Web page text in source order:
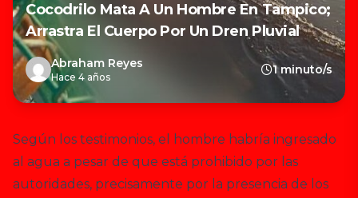
Cocodrilo Mata A Un Hombre En Tampico;
Arrastra El Cuerpo Por Un Dren Pluvial
Abraham Reyes
Hace 4 años
1 minuto/s
Según los testimonios, el hombre habría ingresado
al agua a pesar de que está prohibido por las
autoridades, precisamente por la presencia de los